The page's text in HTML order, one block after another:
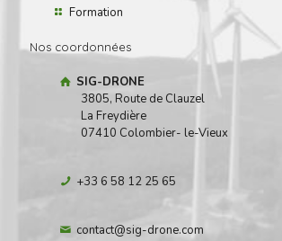
Formation
Nos coordonnées
SIG-DRONE
3805, Route de Clauzel
La Freydière
07410 Colombier- le-Vieux
+33 6 58 12 25 65
contact@sig-drone.com